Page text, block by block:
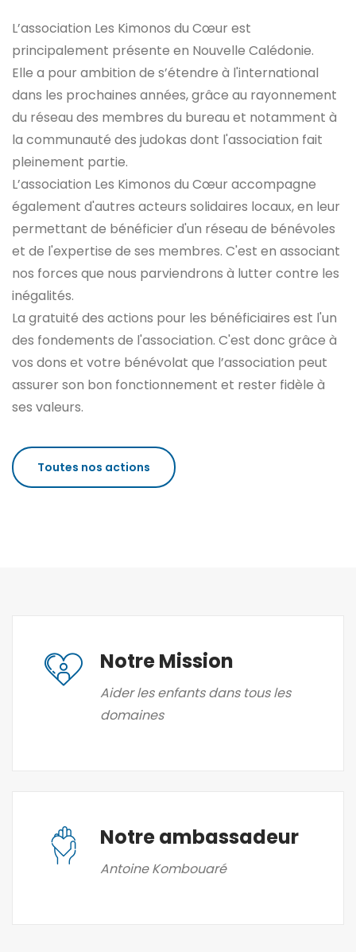
L’association Les Kimonos du Cœur est
principalement présente en Nouvelle Calédonie.
Elle a pour ambition de s’étendre à l'international
dans les prochaines années, grâce au rayonnement
du réseau des membres du bureau et notamment à
la communauté des judokas dont l'association fait
pleinement partie.
L’association Les Kimonos du Cœur accompagne
également d'autres acteurs solidaires locaux, en leur
permettant de bénéficier d'un réseau de bénévoles
et de l'expertise de ses membres. C'est en associant
nos forces que nous parviendrons à lutter contre les
inégalités.
La gratuité des actions pour les bénéficiaires est l'un
des fondements de l'association. C'est donc grâce à
vos dons et votre bénévolat que l’association peut
assurer son bon fonctionnement et rester fidèle à
ses valeurs.
Toutes nos actions
Notre Mission
Aider les enfants dans tous les
domaines
Notre ambassadeur
Antoine Kombouaré